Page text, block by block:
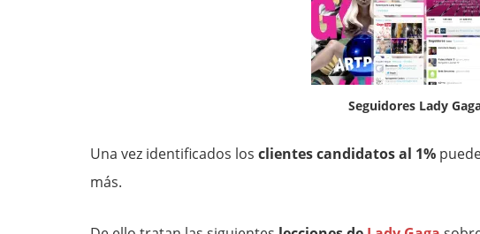
Seguidores Lady
Una vez identificados los clientes candidatos al 1%
más.